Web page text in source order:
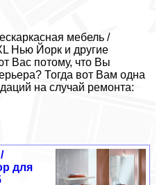
мебель /
Нью Йорк и другие
Вас потому, что Вы
Тогда вот Вам одна
на случай ремонта:
для